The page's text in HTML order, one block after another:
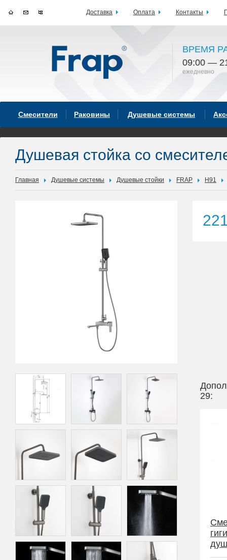
ВРЕМЯ
09:00 —
ежедневно
Смесители Раковины Душевые системы
Душевая стойка со
Главная Душевые системы Душевые стойки FRAP H91
29:
2
Доставка Оплата Контакты